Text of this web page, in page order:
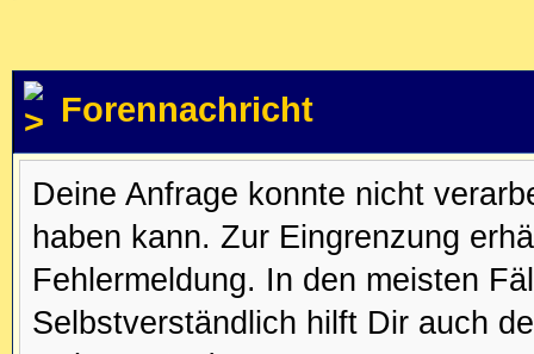
Forennachricht
Deine Anfrage konnte nicht
haben kann. Zur Eingrenzung
Fehlermeldung. In den meisten
Selbstverständlich hilft Dir auch